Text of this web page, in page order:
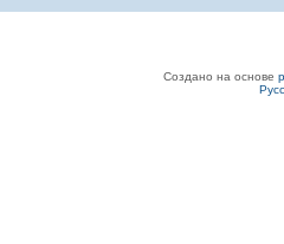
Создано на основе